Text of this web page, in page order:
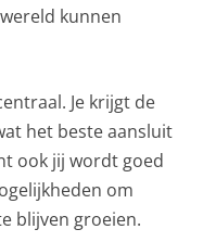
kunnen
Je krijgt de
het beste aansluit
ook jij wordt goed
om
blijven groeien.